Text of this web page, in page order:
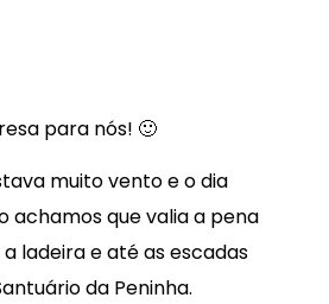
para nós! 🙂
muito vento e o dia
achamos que valia a pena
ladeira e até as escadas
da Peninha.